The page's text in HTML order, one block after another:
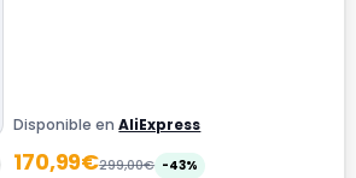
Disponible enAliExpress
170,99€299,00€ -43%